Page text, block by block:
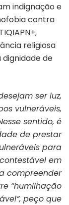
indignação e
contra
religiosa
de
ser luz,
vulneráveis,
sentido, é
de prestar
para
em
compreender
“humilhação
peço que